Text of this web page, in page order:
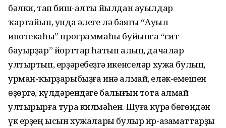
бәлки, тап биш-алты йылдан ауылдар
ҡартайып, унда әлеге лә баяғы “Ауыл
ипотекаһы” програм­маһы буйынса “сит
бауырҙар” йорттар һатып алып, дачалар
ултыртып, ерҙәребеҙгә икенселәр хужа булып,
урман-ҡырҙарыбыҙға инә алмай, еләк-емешен
өҙөргә, күлдәрендәге балығын тота алмай
ултырырға тура килмәһен. Шуға күрә бөгөндән
үк ерҙең ысын хужалары булыр ир-азаматтарҙы